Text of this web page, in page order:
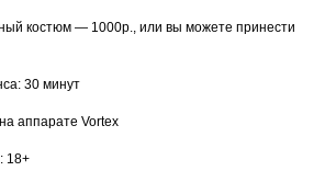
костюм — 1000р., или вы можете принести
30 минут
аппарате Vortex
18+